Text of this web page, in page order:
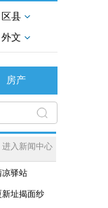
区县
外文
房产
进入新闻中心
凉驿站
新址揭面纱